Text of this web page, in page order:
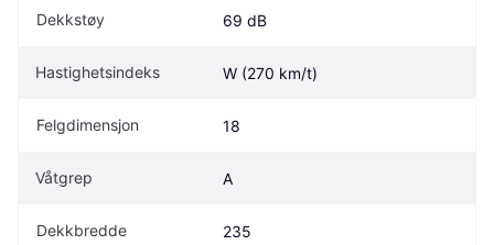
Dekkstøy 69 dB
Hastighetsindeks W (270 km/t)
Felgdimensjon 18
Våtgrep A
Dekkbredde 235